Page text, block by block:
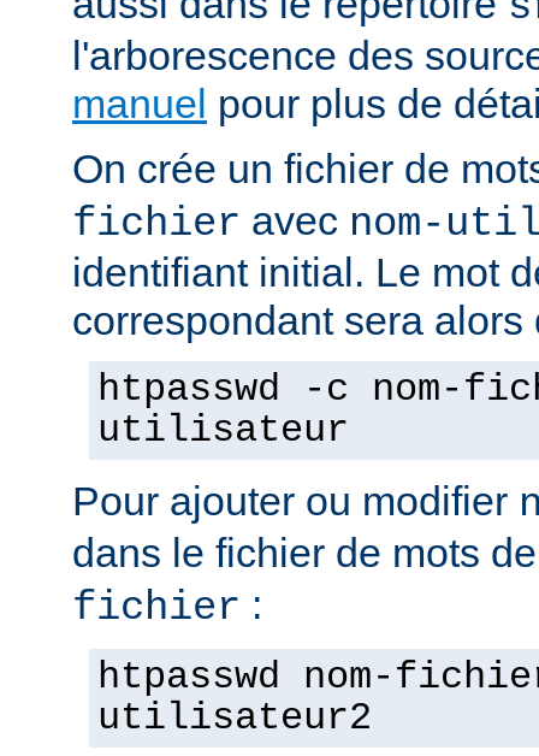
l'arborescence des
manuel pour plus de
On crée un fichier de
fichier avec nom-
identifiant initial. Le mot
correspondant sera alors
htpasswd -c nom-
utilisateur
Pour ajouter ou modifier
dans le fichier de mots
fichier :
htpasswd nom-
utilisateur2